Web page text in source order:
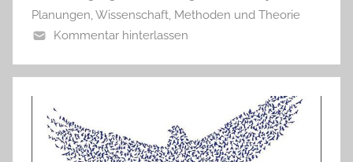
Planungen,Wissenschaft, Methoden und Theorie
Kommentar hinterlassen